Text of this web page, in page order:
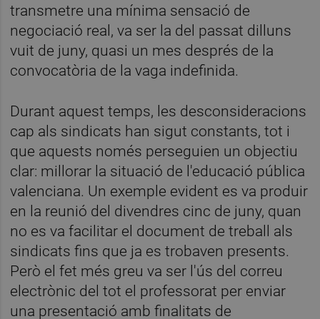
transmetre una mínima sensació de
negociació real, va ser la del passat dilluns
vuit de juny, quasi un mes després de la
convocatòria de la vaga indefinida.
Durant aquest temps, les desconsideracions
cap als sindicats han sigut constants, tot i
que aquests només perseguien un objectiu
clar: millorar la situació de l'educació pública
valenciana. Un exemple evident es va produir
en la reunió del divendres cinc de juny, quan
no es va facilitar el document de treball als
sindicats fins que ja es trobaven presents.
Però el fet més greu va ser l'ús del correu
electrònic del tot el professorat per enviar
una presentació amb finalitats de